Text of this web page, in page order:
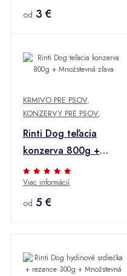
od 3 €
KRMIVO PRE PSOV,
KONZERVY PRE PSOV,
Rinti Dog teľacia
konzerva 800g +
Množstevná zľava
Viac informácií
od 5 €